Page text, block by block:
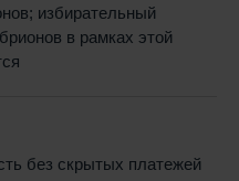
избирательный
в рамках этой
без скрытых платежей